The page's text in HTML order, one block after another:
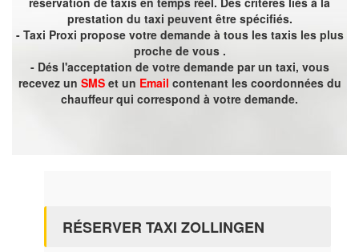
prestation du taxi peuvent être spécifiés.
- Taxi Proxi propose votre demande à tous les taxis les plus
proche de vous .
- Dés l'acceptation de votre demande par un taxi, vous
recevez un SMSet un Email contenant les coordonnées du
chauffeur qui correspond à votre demande.
RÉSERVER TAXI ZOLLINGEN